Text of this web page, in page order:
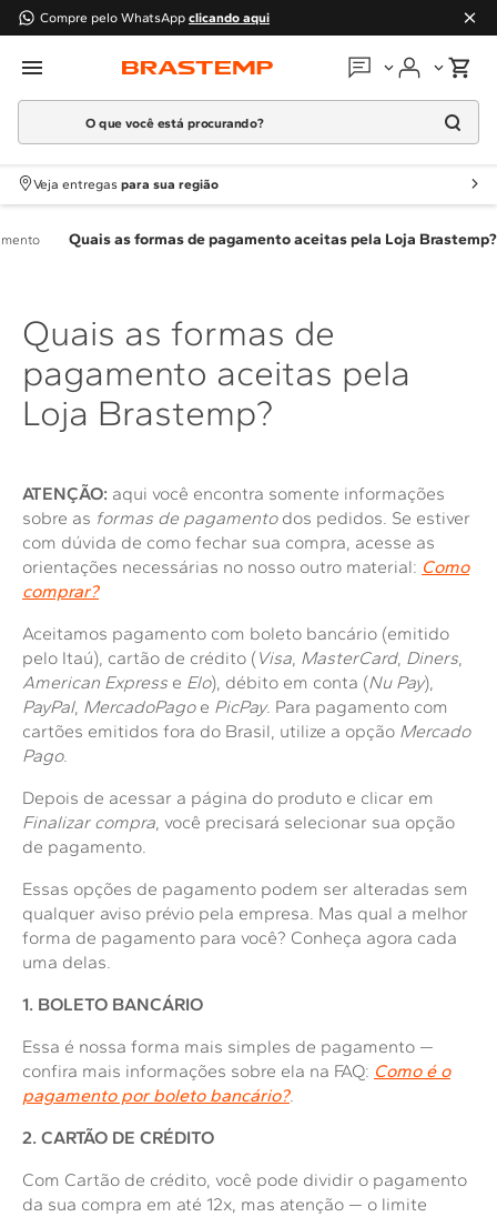
Compre pelo WhatsApp clicando aqui
Em que podemos
Fale conosco
Atendimento Brastemp
Solicitar visita técnica
Solicitar instalação
Localizar assistência técnica
O que você está procurando?
Termos mais buscados
1º Geladeira
Máquina Lavar
5 º Cooktop
6º Microondas Brastemp
7º Forno
10º Combos
Veja entregas para sua região
Quais as formas de pagamento aceitas pela Loja Brastemp?
Quais as formas de
pagamento aceitas pela
Loja Brastemp?
ATENÇÃO: aqui você encontra somente informações
sobre as formas de pagamentodos pedidos. Se estiver
com dúvida de como fechar sua compra, acesse as
orientações necessárias no nosso outro material: Como
comprar?
Aceitamos pagamento com boleto bancário (emitido
pelo Itaú), cartão de crédito (Visa, MasterCard, Diners,
American Express e Elo), débito em conta (Nu Pay),
PayPal, MercadoPagoe PicPay. Para pagamento com
cartões emitidos fora do Brasil, utilize a opção Mercado
Pago.
Depois de acessar a página do produto e clicar em
Finalizar compra, você precisará selecionar sua opção
de pagamento.
Essas opções de pagamento podem ser alteradas sem
qualquer aviso prévio pela empresa. Mas qual a melhor
forma de pagamento para você? Conheça agora cada
uma delas.
1. BOLETO BANCÁRIO
Essa é nossa forma mais simples de pagamento —
confira mais informações sobre ela na FAQ: Como é o
pagamento por boleto bancário?.
2. CARTÃO DE CRÉDITO
Com Cartão de crédito, você pode dividir o pagamento
da sua compra em até 12x, mas atenção — o limite